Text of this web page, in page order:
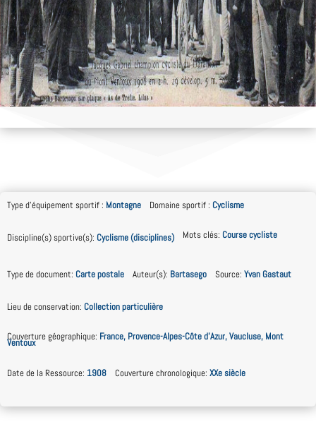
Type d'équipement sportif : Montagne Domaine sportif : Cyclisme
Discipline(s) sportive(s): Cyclisme (disciplines) Mots clés: Course cycliste
Type de document: Carte postale Auteur(s): Bartasego Source: Yvan Gastaut
Lieu de conservation: Collection particulière
Couverture géographique: France, Provence-Alpes-Côte d’Azur, Vaucluse, Mont
Ventoux
Date de la Ressource: 1908 Couverture chronologique: XXe siècle